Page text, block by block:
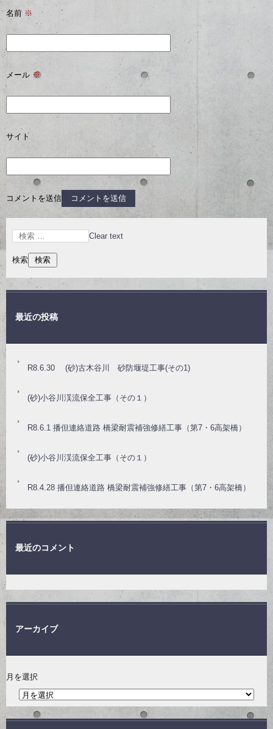
名前 ※
メール ※
サイト
コメントを送信
Clear text
検索
最近の投稿
R8.6.30 (砂)古木谷川 砂防堰堤工事(その1)
(砂)小谷川渓流保全工事（その１）
R8.6.1 播但連絡道路 橋梁耐震補強修繕工事（第7・6高架橋）
(砂)小谷川渓流保全工事（その１）
R8.4.28 播但連絡道路 橋梁耐震補強修繕工事（第7・6高架橋）
最近のコメント
アーカイブ
月を選択